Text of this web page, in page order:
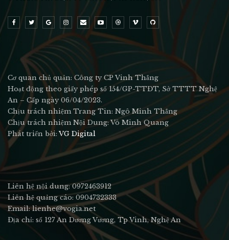
Cơ quan chủ quản: Công ty CP Vinh Thắng
Hoạt động theo giấy phép số 154/GP-TTĐT, Sở TTTT Nghệ
An – Cấp ngày 06/04/2023.
Chịu trách nhiệm Trang Tin: Ngô Minh Thắng
Chịu trách nhiệm Nội Dung: Võ Minh Quang
Phát triển bởi:VG Digital
Liên hệ nội dung: 0972463912
Liên hệ quảng cáo: 0904732333
Email: lienhe@vogia.net
Địa chỉ: số 127 An Dương Vương, Tp Vinh, Nghệ An